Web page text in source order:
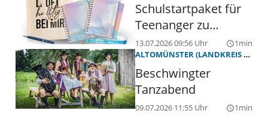
Schulstartpaket für
Teenanger zu
gewinnen
13.07.2026 09:56 Uhr query_builder1min
ALTOMÜNSTER (LANDKREIS DACHAU)
Beschwingter
Tanzabend
09.07.2026 11:55 Uhr query_builder1min